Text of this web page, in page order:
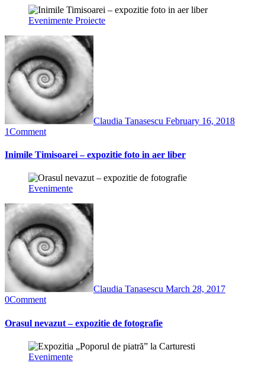
Evenimente Proiecte
Claudia Tanasescu February 16, 2018
1Comment
Inimile Timisoarei – expozitie foto in aer liber
Evenimente
Claudia Tanasescu March 28, 2017
0Comment
Orasul nevazut – expozitie de fotografie
Evenimente